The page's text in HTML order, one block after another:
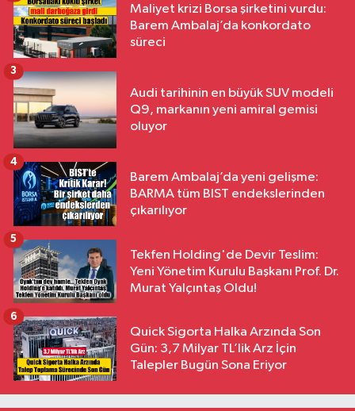
Maliyet krizi Borsa şirketini vurdu:
Barem Ambalaj’da konkordato
süreci
Audi tarihinin en büyük SUV modeli
Q9, markanın yeni amiral gemisi
oluyor
3
Barem Ambalaj’da yeni gelişme:
BARMA tüm BIST endekslerinden
çıkarılıyor
4
Tekfen Holding'de Devir Teslim:
Yeni Yönetim Kurulu Başkanı Prof. Dr.
Murat Yalçıntaş Oldu!
5
Quick Sigorta Halka Arzında Son
Gün: 3,7 Milyar TL’lik Arz İçin
Talepler Bugün Sona Eriyor
6